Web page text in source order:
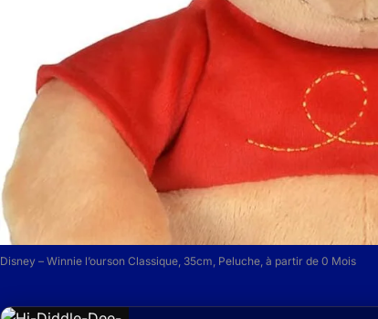
Disney – Winnie l’ourson Classique, 35cm, Peluche, à partir de 0 Mois